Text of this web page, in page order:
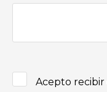
Acepto recibir